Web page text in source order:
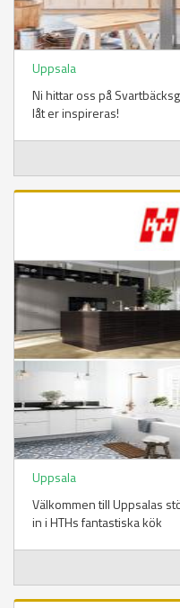
Uppsala
Ni hittar oss på
låt er inspireras!
Uppsala
Välkommen till Uppsalas
in i HTHs fantastiska kök